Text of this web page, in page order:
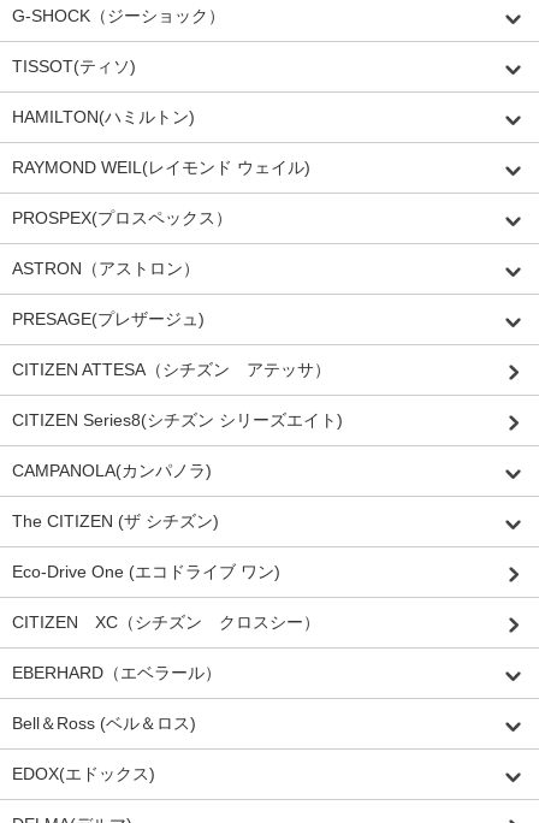
G-SHOCK（ジーショック）
TISSOT(ティソ)
HAMILTON(ハミルトン)
RAYMOND WEIL(レイモンド ウェイル)
PROSPEX(プロスペックス）
ASTRON（アストロン）
PRESAGE(プレザージュ)
CITIZEN ATTESA（シチズン アテッサ）
CITIZEN Series8(シチズン シリーズエイト)
CAMPANOLA(カンパノラ)
The CITIZEN (ザ シチズン)
Eco-Drive One (エコドライブ ワン)
CITIZEN XC（シチズン クロスシー）
EBERHARD（エベラール）
Bell＆Ross (ベル＆ロス)
EDOX(エドックス)